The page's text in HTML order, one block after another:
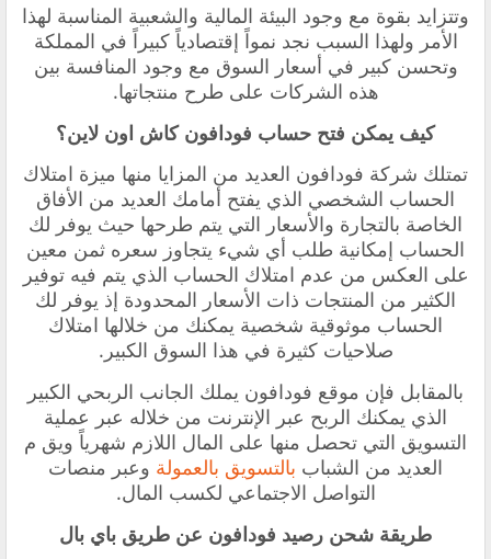
وتتزايد بقوة مع وجود البيئة المالية والشعبية المناسبة لهذا
الأمر ولهذا السبب نجد نمواً إقتصادياً كبيراً في المملكة
وتحسن كبير في أسعار السوق مع وجود المنافسة بين
هذه الشركات على طرح منتجاتها.
كيف يمكن فتح حساب فودافون كاش اون لاين؟
تمتلك شركة فودافون العديد من المزايا منها ميزة امتلاك
الحساب الشخصي الذي يفتح أمامك العديد من الأفاق
الخاصة بالتجارة والأسعار التي يتم طرحها حيث يوفر لك
الحساب إمكانية طلب أي شيء يتجاوز سعره ثمن معين
على العكس من عدم امتلاك الحساب الذي يتم فيه توفير
الكثير من المنتجات ذات الأسعار المحدودة إذ يوفر لك
الحساب موثوقية شخصية يمكنك من خلالها امتلاك
صلاحيات كثيرة في هذا السوق الكبير.
بالمقابل فإن موقع فودافون يملك الجانب الربحي الكبير
الذي يمكنك الربح عبر الإنترنت من خلاله عبر عملية
التسويق التي تحصل منها على المال اللازم شهرياً ويق م
العديد من الشباب بالتسويق بالعمولة وعبر منصات
التواصل الاجتماعي لكسب المال.
طريقة شحن رصيد فودافون عن طريق باي بال